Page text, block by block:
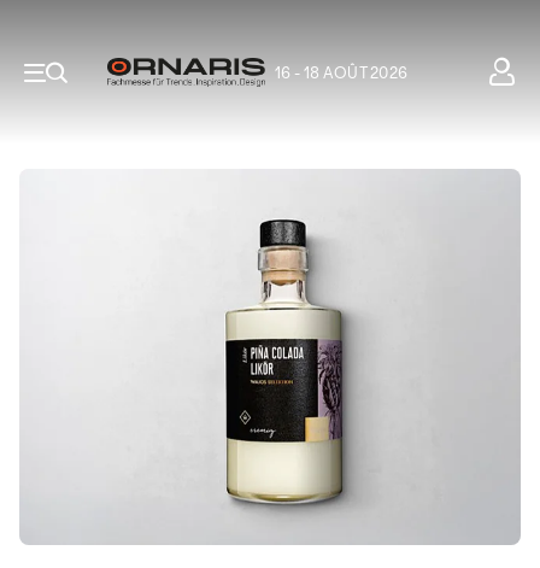
16 - 18 AOÛT 2026